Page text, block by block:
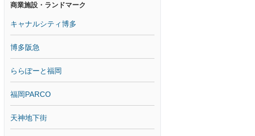
商業施設・ランドマーク
キャナルシティ博多
博多阪急
ららぽーと福岡
福岡PARCO
天神地下街